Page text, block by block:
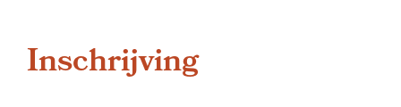
Inschrijving